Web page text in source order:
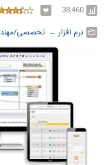
38,460
نرم افزار ← ‏تخصصی/